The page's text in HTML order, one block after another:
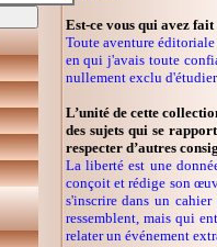
Est-ce vous qui avez
Toute aventure
en qui j'avais toute
nullement exclu
L’unité de cette
des sujets qui se
respecter d’autres
La liberté est une
conçoit et rédige son
s'inscrire dans un
ressemblent, mais qui
relater un événement